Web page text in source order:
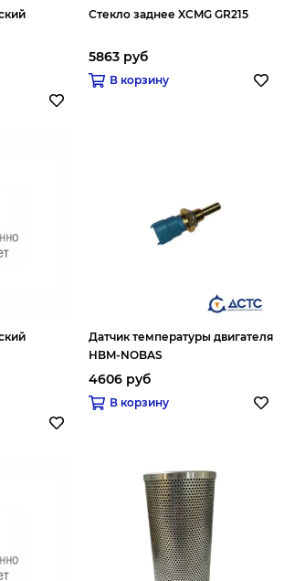
Стекло заднее XCMG GR215
5863 руб
В корзину
Датчик температуры двигателя
HBM-NOBAS
4606 руб
В корзину